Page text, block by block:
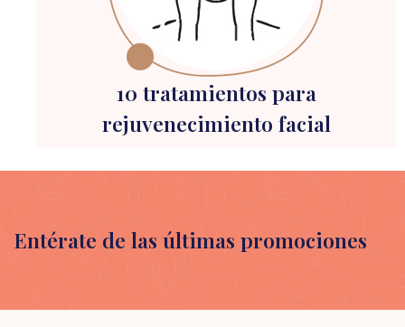
10 tratamientos para
rejuvenecimiento facial
Entérate de las últimas promociones